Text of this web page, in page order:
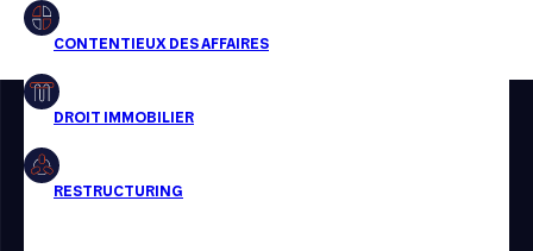
Droit immobilier
Restructuring
Aucun résultats pour cette recherche